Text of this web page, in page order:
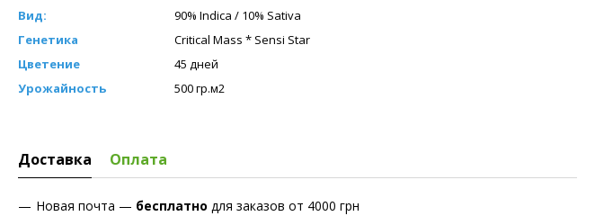
Вид:
90% Indica / 10% Sativa
Генетика
Critical Mass * Sensi Star
Цветение
45 дней
Урожайность
500 гр.м2
Доставка Оплата
Новая почта — бесплатно для заказов от 4000 грн